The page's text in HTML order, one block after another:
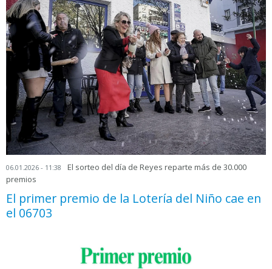
06.01.2026 - 11:38
El sorteo del día de Reyes reparte más de 30.000
premios
El primer premio de la Lotería del Niño cae en
el 06703